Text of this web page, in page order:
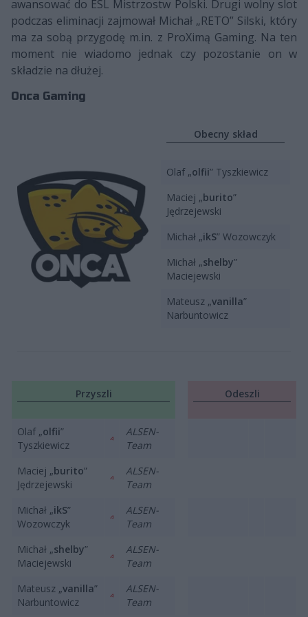
awansować do ESL Mistrzostw Polski. Drugi wolny slot
podczas eliminacji zajmował Michał „RETO” Silski, który
ma za sobą przygodę m.in. z ProXimą Gaming. Na ten
moment nie wiadomo jednak czy pozostanie on w
składzie na dłużej.
Onca Gaming
Obecny skład
Olaf „olfii” Tyszkiewicz
Maciej „burito”
Jędrzejewski
Michał „ikS” Wozowczyk
Michał „shelby”
Maciejewski
Mateusz „vanilla”
Narbuntowicz
Przyszli Odeszli
Olaf „olfii”
Tyszkiewicz
ALSEN-
Team
Maciej „burito”
Jędrzejewski
ALSEN-
Team
Michał „ikS”
Wozowczyk
ALSEN-
Team
Michał „shelby”
Maciejewski
ALSEN-
Team
Mateusz „vanilla”
Narbuntowicz
ALSEN-
Team